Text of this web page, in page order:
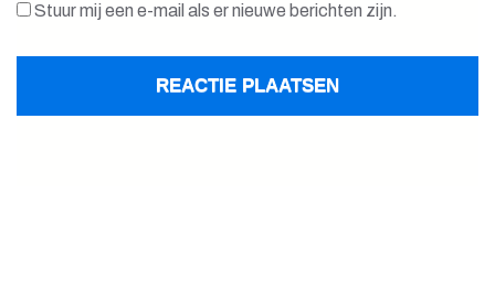
Stuur mij een e-mail als er nieuwe berichten zijn.